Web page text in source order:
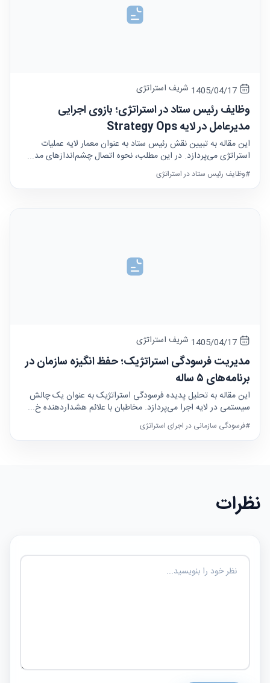
شریف استراتژی
وظایف رئیس ستاد در استراتژی؛ بازوی اجرایی
مدیرعامل در لایه Strategy Ops
این مقاله به تبیین نقش رئیس ستاد به عنوان معمار لایه عملیات
استراتژی می‌پردازد. در این مطلب، نحوه اتصال چشم‌اندازهای مد...
#وظایف رئیس ستاد در استراتژی
شریف استراتژی
مدیریت فرسودگی استراتژیک؛ حفظ انگیزه سازمان در
برنامه‌های ۵ ساله
این مقاله به تحلیل پدیده فرسودگی استراتژیک به عنوان یک چالش
سیستمی در لایه اجرا می‌پردازد. مخاطبان با علائم هشداردهنده خ...
#فرسودگی سازمانی در اجرای استراتژی
نظرات